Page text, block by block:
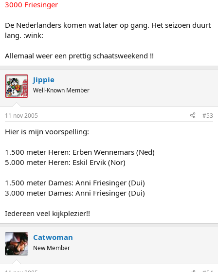
3000 Friesinger
De Nederlanders komen wat later op gang. Het seizoen duurt
lang. :wink:
Allemaal weer een prettig schaatsweekend !!
Jippie
Well-Known Member
11 nov 2005 #53
Hier is mijn voorspelling:
1.500 meter Heren: Erben Wennemars (Ned)
5.000 meter Heren: Eskil Ervik (Nor)
1.500 meter Dames: Anni Friesinger (Dui)
3.000 meter Dames: Anni Friesinger (Dui)
Iedereen veel kijkplezier!!
Catwoman
New Member